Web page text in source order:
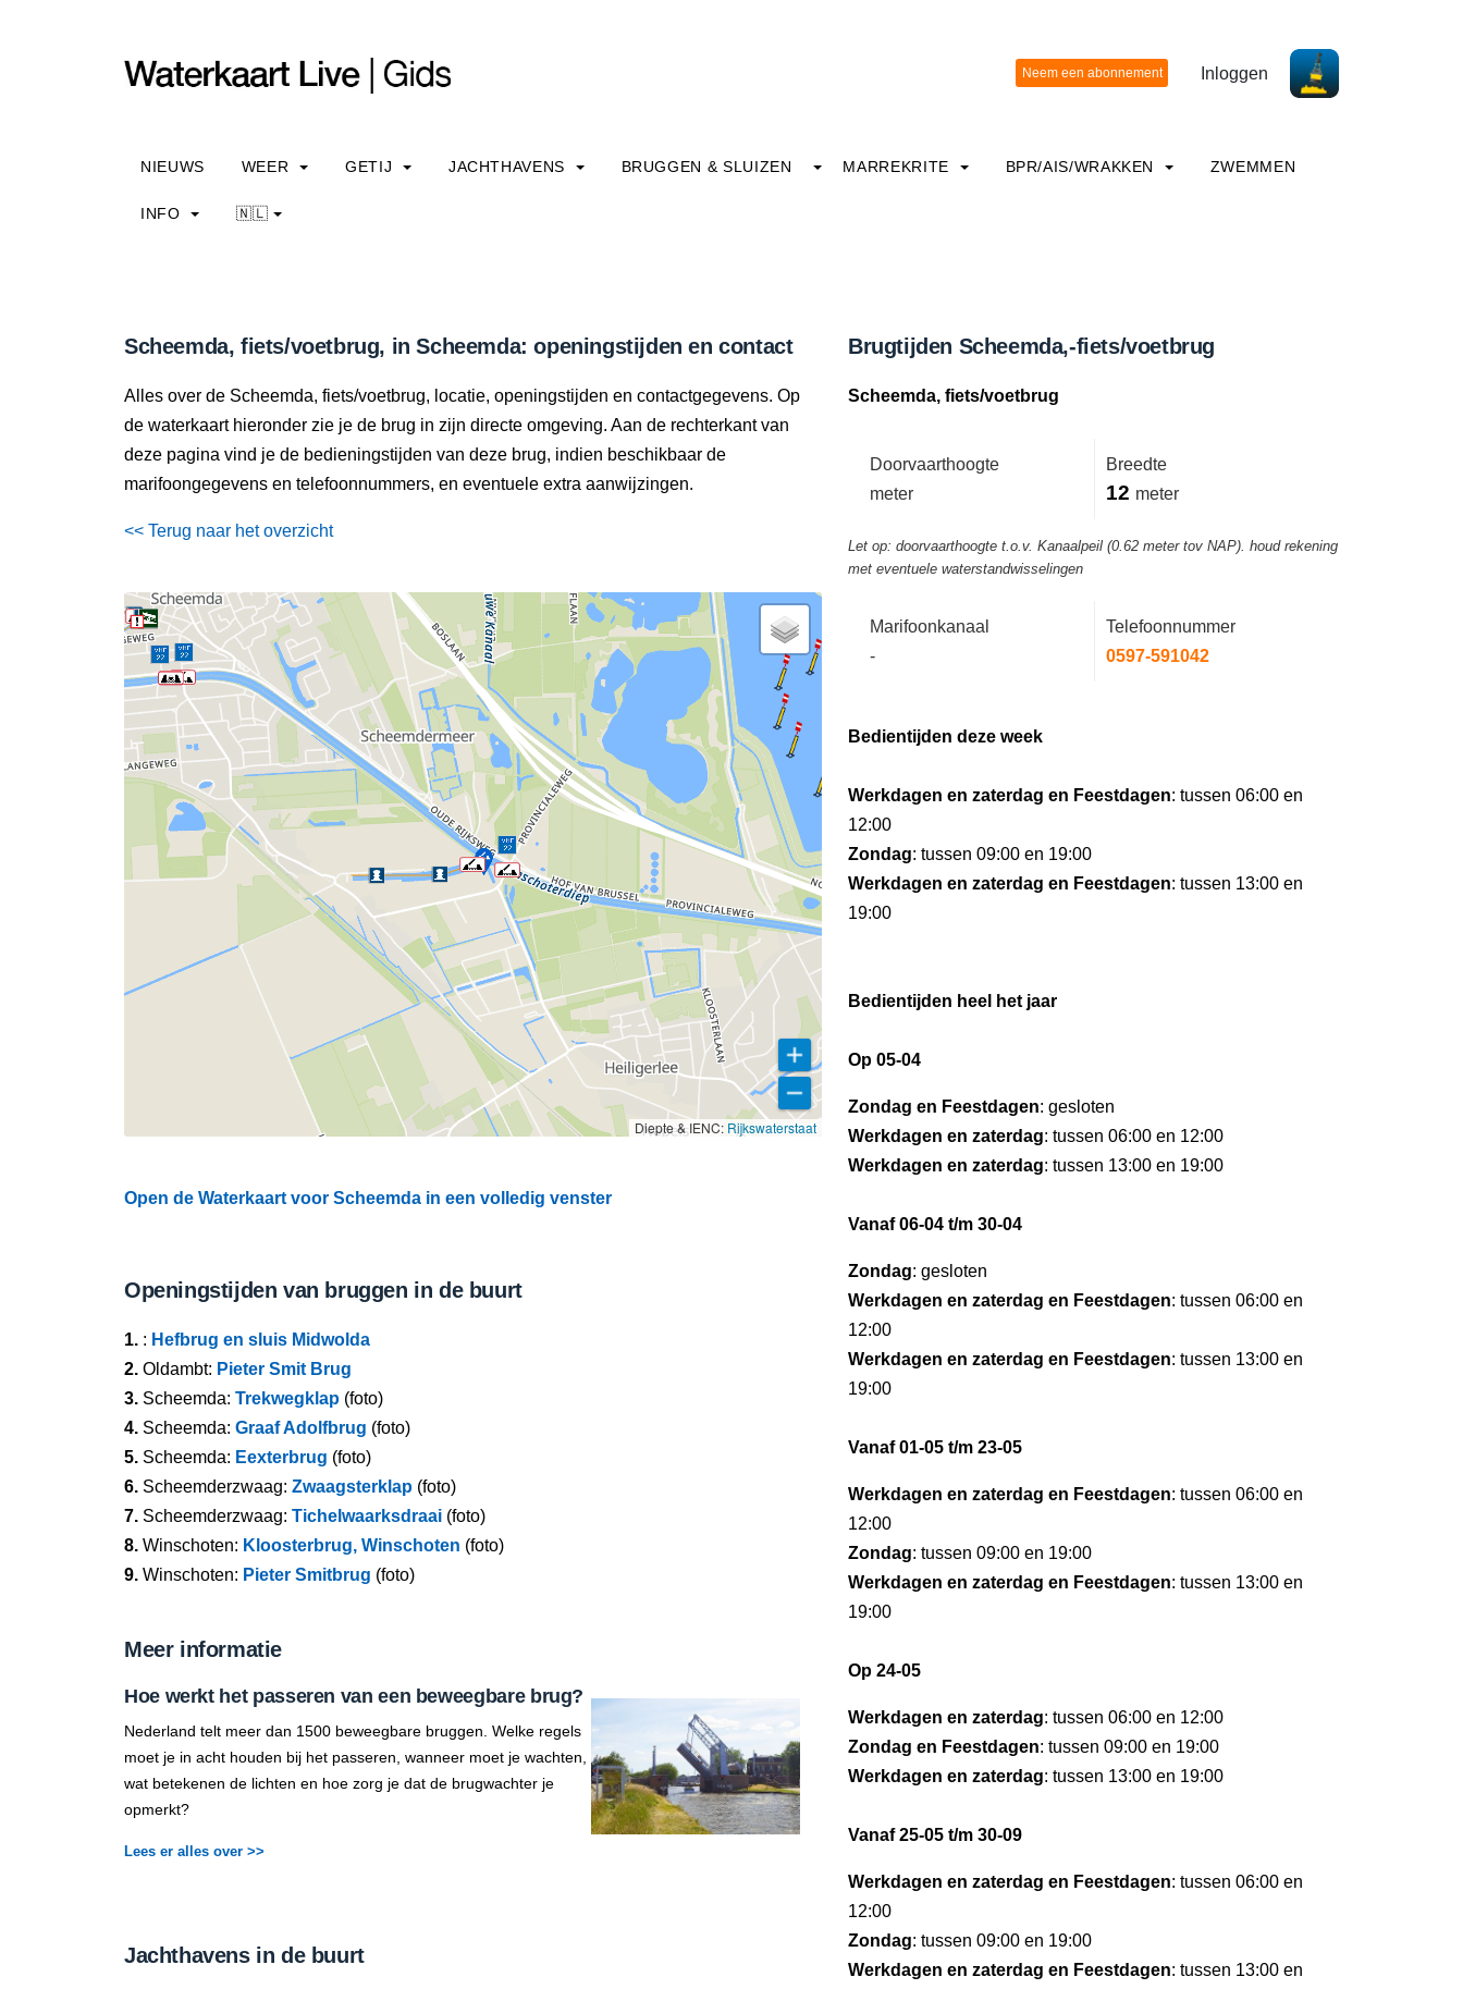
Inloggen
NIEUWS WEER GETIJ JACHTHAVENS BRUGGEN & SLUIZEN MARREKRITE BPR/AIS/WRAKKEN ZWEMMEN
INFO 🇳🇱
Scheemda, fiets/voetbrug, in Scheemda: openingstijden en contact
Alles over de Scheemda, fiets/voetbrug, locatie, openingstijden en contactgegevens. Op
de waterkaart hieronder zie je de brug in zijn directe omgeving. Aan de rechterkant van
deze pagina vind je de bedieningstijden van deze brug, indien beschikbaar de
marifoongegevens en telefoonnummers, en eventuele extra aanwijzingen.
<< Terug naar het overzicht
Diepte & IENC: Rijkswaterstaat
Open de Waterkaart voor Scheemda in een volledig venster
Openingstijden van bruggen in de buurt
1. : Hefbrug en sluis Midwolda
2. Oldambt: Pieter Smit Brug
3. Scheemda: Trekwegklap (foto)
4. Scheemda: Graaf Adolfbrug (foto)
5. Scheemda: Eexterbrug (foto)
6. Scheemderzwaag: Zwaagsterklap (foto)
7. Scheemderzwaag: Tichelwaarksdraai (foto)
8. Winschoten: Kloosterbrug, Winschoten (foto)
9. Winschoten: Pieter Smitbrug (foto)
Meer informatie
Hoe werkt het passeren van een beweegbare brug?
Nederland telt meer dan 1500 beweegbare bruggen. Welke regels
moet je in acht houden bij het passeren, wanneer moet je wachten,
wat betekenen de lichten en hoe zorg je dat de brugwachter je
opmerkt?
Lees er alles over >>
Jachthavens in de buurt
Brugtijden Scheemda,-fiets/voetbrug
Scheemda, fiets/voetbrug
Doorvaarthoogte
meter
Breedte
12 meter
Let op: doorvaarthoogte t.o.v. Kanaalpeil (0.62 meter tov NAP). houd rekening
met eventuele waterstandwisselingen
Marifoonkanaal
-
Telefoonnummer
0597-591042
Bedientijden deze week
Werkdagen en zaterdag en Feestdagen: tussen 06:00 en
12:00
Zondag: tussen 09:00 en 19:00
Werkdagen en zaterdag en Feestdagen: tussen 13:00 en
19:00
Bedientijden heel het jaar
Op 05-04
Zondag en Feestdagen: gesloten
Werkdagen en zaterdag: tussen 06:00 en 12:00
Werkdagen en zaterdag: tussen 13:00 en 19:00
Vanaf 06-04 t/m 30-04
Zondag: gesloten
Werkdagen en zaterdag en Feestdagen: tussen 06:00 en
12:00
Werkdagen en zaterdag en Feestdagen: tussen 13:00 en
19:00
Vanaf 01-05 t/m 23-05
Werkdagen en zaterdag en Feestdagen: tussen 06:00 en
12:00
Zondag: tussen 09:00 en 19:00
Werkdagen en zaterdag en Feestdagen: tussen 13:00 en
19:00
Op 24-05
Werkdagen en zaterdag: tussen 06:00 en 12:00
Zondag en Feestdagen: tussen 09:00 en 19:00
Werkdagen en zaterdag: tussen 13:00 en 19:00
Vanaf 25-05 t/m 30-09
Werkdagen en zaterdag en Feestdagen: tussen 06:00 en
12:00
Zondag: tussen 09:00 en 19:00
Werkdagen en zaterdag en Feestdagen: tussen 13:00 en